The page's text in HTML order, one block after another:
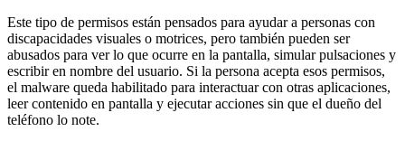
Este tipo de permisos están pensados para ayudar a personas con
discapacidades visuales o motrices, pero también pueden ser
abusados para ver lo que ocurre en la pantalla, simular pulsaciones y
escribir en nombre del usuario. Si la persona acepta esos permisos,
el malware queda habilitado para interactuar con otras aplicaciones,
leer contenido en pantalla y ejecutar acciones sin que el dueño del
teléfono lo note.